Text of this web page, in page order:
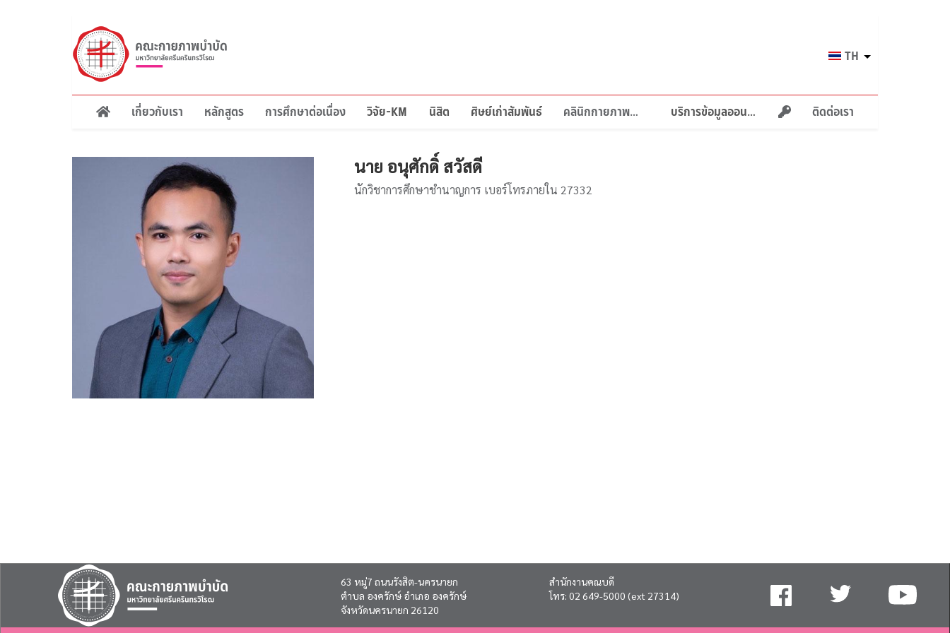
Select
your TH
navigation
เกี่ยวกับเรา หลักสูตร การศึกษาต่อเนื่อง วิจัย-KM นิสิต ศิษย์เก่าสัมพันธ์ คลินิกกายภาพบำบัด บริการข้อมูลออนไลน์ ติดต่อเรา
นาย อนุศักดิ์ สวัสดี
นักวิชาการศึกษาชำนาญการ เบอร์โทรภายใน 27332
63 หมู่7 ถนนรังสิต-นครนายก
ตำบล องครักษ์ อำเภอ องครักษ์
จังหวัดนครนายก 26120
สำนักงานคณบดี
โทร: 02 649-5000 (ext 27314)